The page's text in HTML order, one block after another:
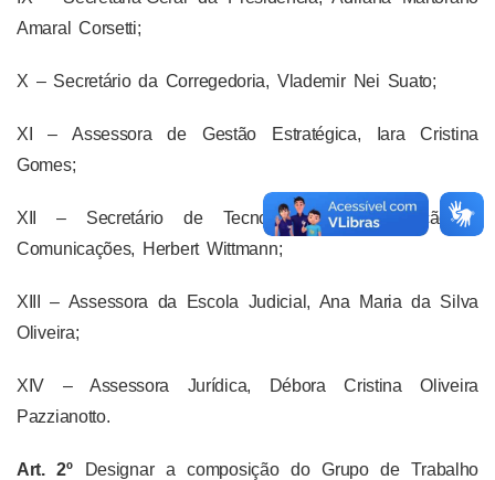
Amaral Corsetti;
X – Secretário da Corregedoria, Vlademir Nei Suato;
XI – Assessora de Gestão Estratégica, Iara Cristina
Gomes;
XII – Secretário de Tecnologia da Informação e
Comunicações, Herbert Wittmann;
XIII – Assessora da Escola Judicial, Ana Maria da Silva
Oliveira;
XIV – Assessora Jurídica, Débora Cristina Oliveira
Pazzianotto.
Art. 2º
Designar a composição do Grupo de Trabalho